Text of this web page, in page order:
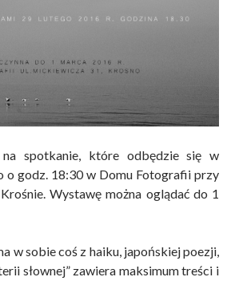
na spotkanie, które odbędzie się w
o godz. 18:30 w Domu Fotografii przy
Wystawę można oglądać do 1
w sobie coś z haiku, japońskiej poezji,
słownej” zawiera maksimum treści i